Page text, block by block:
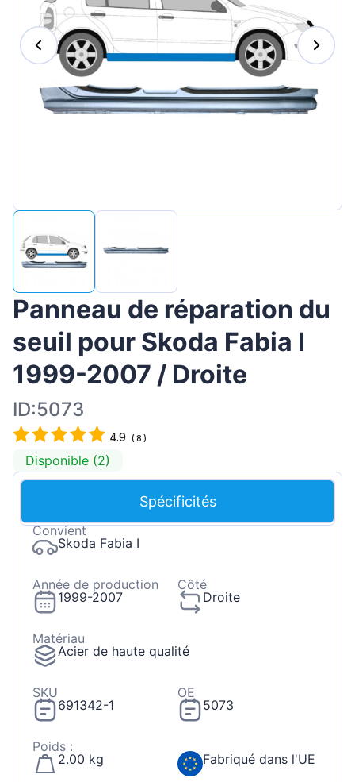
Magyar
Hrvatski
Português
Slovenian
Panneau de réparation du
seuil pour Skoda Fabia I
1999-2007 / Droite
ID:5073
4.9 (8 )
Disponible (2)
Spécificités
Convient
Skoda Fabia I
Année de production
1999-2007
Côté
Droite
Matériau
Acier de haute qualité
SKU
691342-1
OE
5073
Poids :
2.00 kg
Fabriqué dans l'UE